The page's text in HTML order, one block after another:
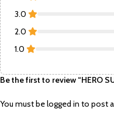
3.0
2.0
1.0
Be the first to review “HERO
You must belogged in to post